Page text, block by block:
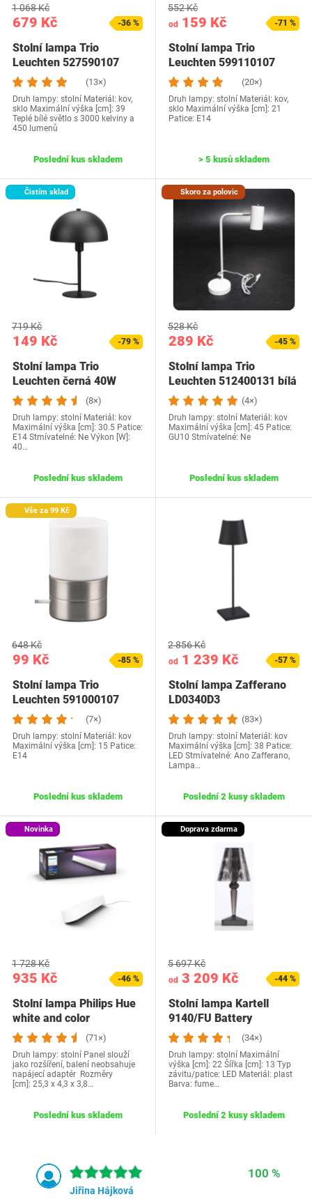
679 Kč
1 068 Kč
-36 %
Stolní lampa Trio
Leuchten 527590107
(13×)
Druh lampy: stolní Materiál: kov,
sklo Maximální výška [cm]: 39
Teplé bílé světlo s 3000 kelviny a
450 lumenů
Poslední kus skladem
od 159 Kč
552 Kč
-71 %
Stolní lampa Trio
Leuchten 599110107
(20×)
Druh lampy: stolní Materiál: kov,
sklo Maximální výška [cm]: 21
Patice: E14
> 5 kusů skladem
Čistím sklad
149 Kč
719 Kč
-79 %
Stolní lampa Trio
Leuchten černá 40W
(8×)
Druh lampy: stolní Materiál: kov
Maximální výška [cm]: 30.5 Patice:
E14 Stmívatelné: Ne Výkon [W]:
40…
Poslední kus skladem
Skoro za polovic
289 Kč
528 Kč
-45 %
Stolní lampa Trio
Leuchten 512400131 bílá
(4×)
Druh lampy: stolní Materiál: kov
Maximální výška [cm]: 45 Patice:
GU10 Stmívatelné: Ne
Poslední kus skladem
Vše za 99 Kč
99 Kč
648 Kč
-85 %
Stolní lampa Trio
Leuchten 591000107
(7×)
Druh lampy: stolní Materiál: kov
Maximální výška [cm]: 15 Patice:
E14
Poslední kus skladem
od 1 239 Kč
2 856 Kč
-57 %
Stolní lampa Zafferano
LD0340D3
(83×)
Druh lampy: stolní Materiál: kov
Maximální výška [cm]: 38 Patice:
LED Stmívatelné: Ano Zafferano,
Lampa…
Poslední 2 kusy skladem
Novinka
935 Kč
1 728 Kč
-46 %
Stolní lampa Philips Hue
white and color
(71×)
Druh lampy: stolní Panel slouží
jako rozšíření, balení neobsahuje
napájecí adaptér Rozměry
[cm]: 25,3 x 4,3 x 3,8…
Poslední kus skladem
Doprava zdarma
od 3 209 Kč
5 697 Kč
-44 %
Stolní lampa Kartell
9140/FU Battery
(34×)
Druh lampy: stolní Maximální
výška [cm]: 22 Šířka [cm]: 13 Typ
závitu/patice: LED Materiál: plast
Barva: fume…
Poslední 2 kusy skladem
100 %
Jiřina Hájková